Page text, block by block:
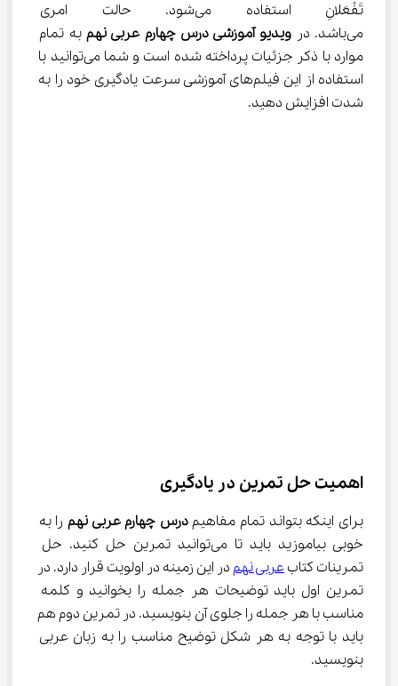
تَفْعَلانِ استفاده می‌شود.
می‌باشد. در
ویدیو آموزشی درس چهارم عربی نهم به تمام
موارد با ذکر جزئیات پرداخته شده است و شما می‌توانید با
استفاده از این فیلم‌های آموزشی سرعت یادگیری خود را به
شدت افزایش دهید.
اهمیت حل تمرین در یادگیری
برای اینکه بتواند تمام مفاهیم درس چهارم عربی نهم را به
خوبی بیاموزید باید تا می‌توانید تمرین حل کنید. حل
تمرینات کتاب عربی نهم در این زمینه در اولویت قرار دارد. در
تمرین اول باید توضیحات هر جمله را بخوانید و کلمه
مناسب با هر جمله را جلوی آن بنویسید. در تمرین دوم هم
باید با توجه به هر شکل توضیح مناسب را به زبان عربی
بنویسید.